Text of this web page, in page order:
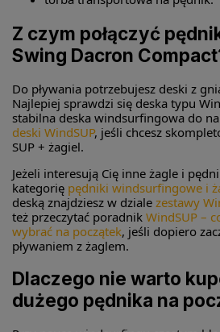
Z czym połączyć
Swing Dacron
Do pływania potrzebujesz deski z
Najlepiej sprawdzi się deska typu
stabilna deska windsurfingowa do
deski WindSUP, jeśli chcesz
SUP + żagiel.
Jeżeli interesują Cię inne żagle i
kategorię pędniki windsurfingowe i
deską znajdziesz w dziale zestawy
też przeczytać poradnik WindSUP –
wybrać na początek, jeśli dopiero
pływaniem z żaglem.
Dlaczego nie warto
dużego pędnika na